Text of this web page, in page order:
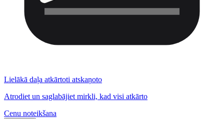
Lielākā daļa atkārtoti atskaņoto
Atrodiet un saglabājiet mirkli, kad visi atkārto
Cenu noteikšana